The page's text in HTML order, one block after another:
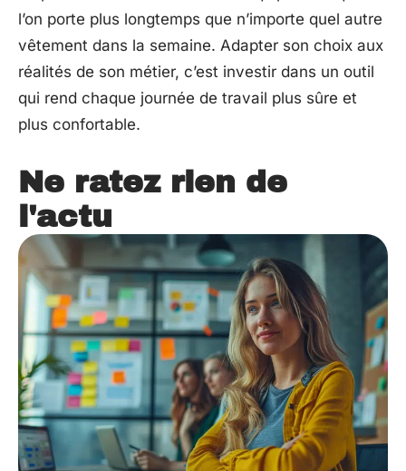
l’on porte plus longtemps que n’importe quel autre
vêtement dans la semaine. Adapter son choix aux
réalités de son métier, c’est investir dans un outil
qui rend chaque journée de travail plus sûre et
plus confortable.
Ne ratez rien de
l'actu